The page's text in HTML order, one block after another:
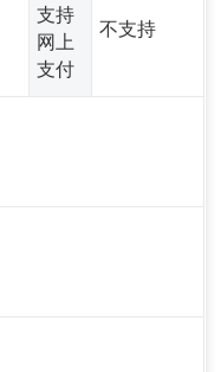
支持
网上
支付
不支持